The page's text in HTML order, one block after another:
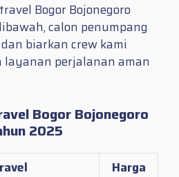
Bogor Bojonegoro
calon penumpang
biarkan crew kami
layanan perjalanan aman
Bogor Bojonegoro
2025
Harga